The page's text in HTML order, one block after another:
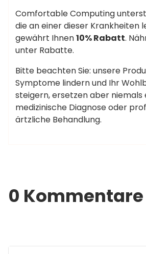
Comfortable Computing
die an einer dieser Krankheiten
gewährt Ihnen10% Rabatt.
unter Rabatte.
Bitte beachten Sie: unsere
Symptome lindern und Ihr
steigern, ersetzen aber niemals
medizinische Diagnose oder
ärtzliche Behandlung.
0 Kommentare